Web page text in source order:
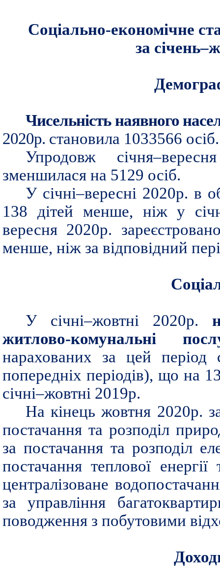
Соціально-економічне
за
Чисельність наявного
2020р. становила 1033566 осіб.
Упродовж
зменшилася на 5129 осіб.
У січні–вересні 2020р. в
138 дітей менше, ніж у
вересня 2020р.
менше, ніж за відповідний
У січні–жовтні 2020р.
житлово-комунальні
нарахованих за цей
попередніх періодів), що на
січні–жовтні 2019р.
На кінець жовтня 2020р.
постачання та розподіл
за постачання та розподіл
постачання теплової
централізоване
за управління
поводження з побутовими